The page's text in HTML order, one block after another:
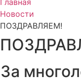
Главная
Новости
ПОЗДРАВЛЯЕМ!
За